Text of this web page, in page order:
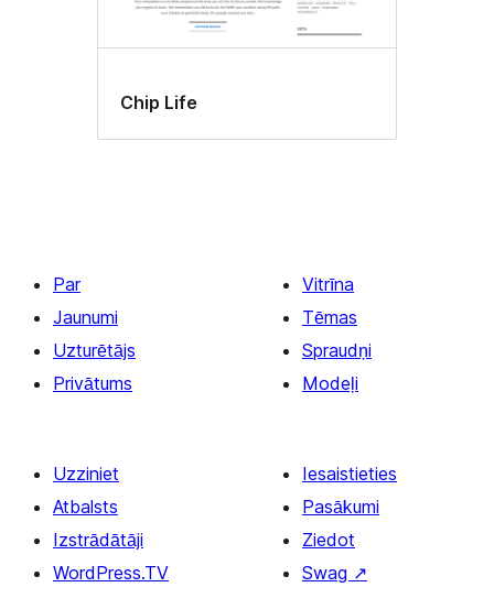
Chip Life
Par
Jaunumi
Uzturētājs
Privātums
Vitrīna
Tēmas
Spraudņi
Modeļi
Uzziniet
Atbalsts
Izstrādātāji
WordPress.TV
Iesaistieties
Pasākumi
Ziedot
Swag ↗